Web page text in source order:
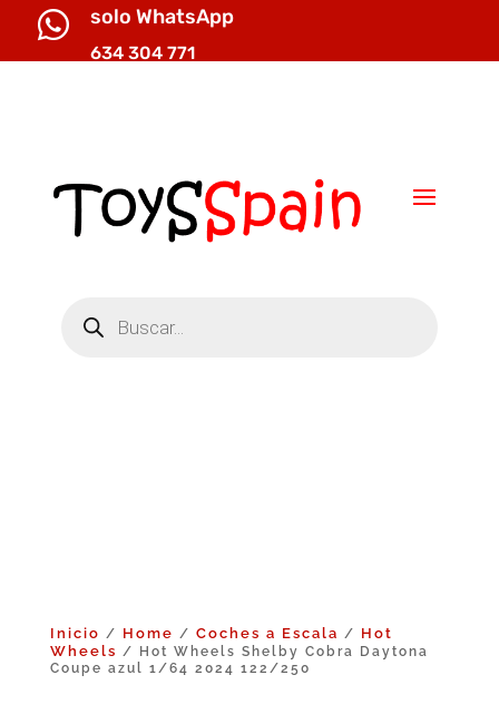
 solo WhatsApp
634 304 771
productos
Inicio / Home / Coches a Escala / Hot
Wheels / Hot Wheels Shelby Cobra Daytona
Coupe azul 1/64 2024 122/250